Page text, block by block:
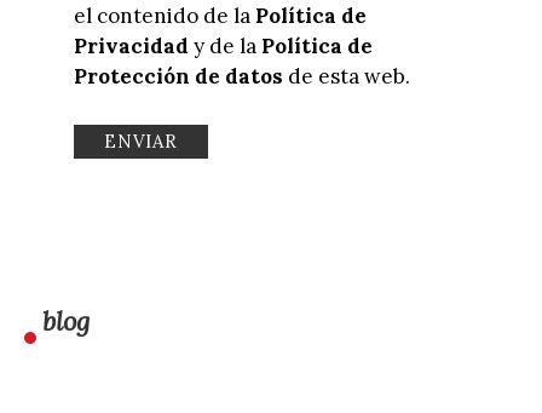
el contenido de la Política de
Privacidad y de la Política de
Protección de datos de esta web.
blog